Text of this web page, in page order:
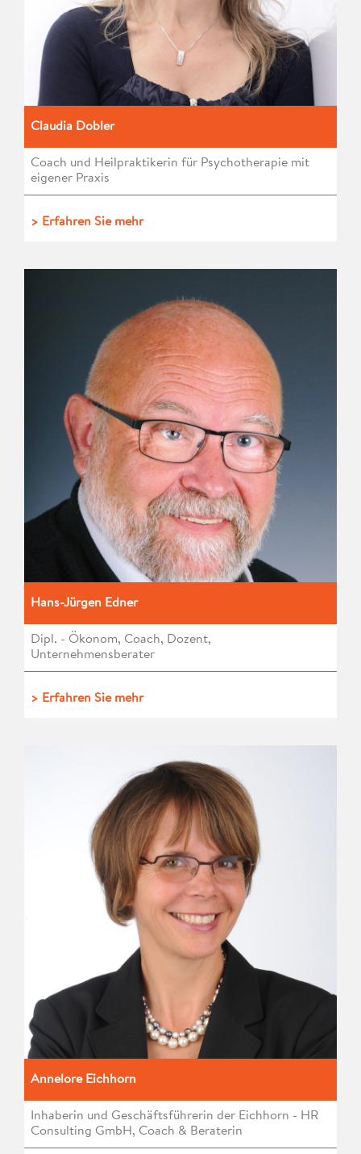
Claudia Dobler
Coach und Heilpraktikerin für Psychotherapie mit
eigener Praxis
> Erfahren Sie mehr
Hans-Jürgen Edner
Dipl. - Ökonom, Coach, Dozent,
Unternehmensberater
> Erfahren Sie mehr
Annelore Eichhorn
Inhaberin und Geschäftsführerin der Eichhorn - HR
Consulting GmbH, Coach & Beraterin